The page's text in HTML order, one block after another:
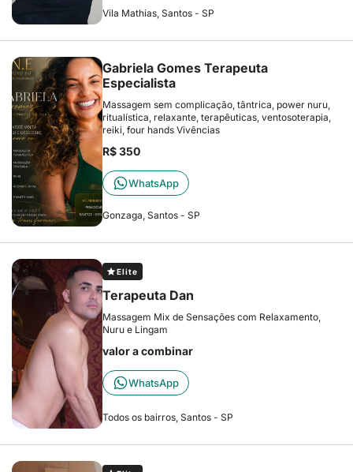
Vila Mathias, Santos - SP
Gabriela Gomes Terapeuta
Especialista
Massagem sem complicação, tântrica, power nuru,
ritualística, relaxante, terapêuticas, ventosoterapia,
reiki, four hands Vivências
R$ 350
WhatsApp
Gonzaga, Santos - SP
Elite
Terapeuta Dan
Massagem Mix de Sensações com Relaxamento,
Nuru e Lingam
valor a combinar
WhatsApp
Todos os bairros, Santos - SP